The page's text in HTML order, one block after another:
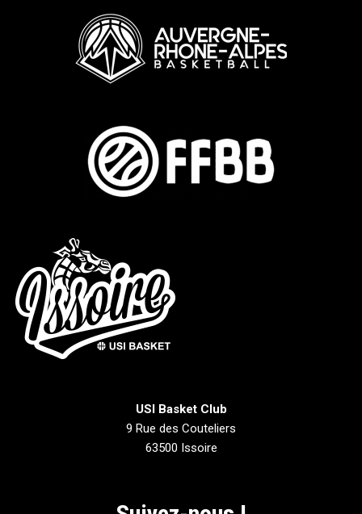
USI Basket Club
9 Rue des Couteliers
63500 Issoire